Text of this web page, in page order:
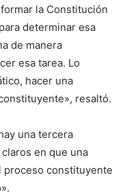
la Constitución
determinar esa
de manera
esa tarea. Lo
hacer una
resaltó.
una tercera
en que una
proceso constituyente